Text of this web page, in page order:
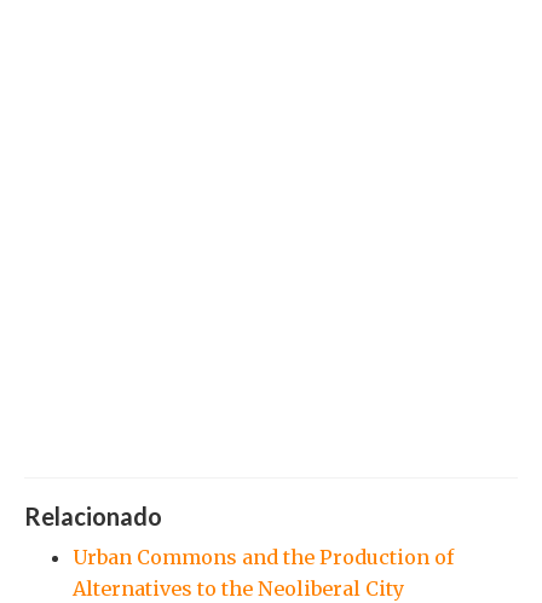
Relacionado
Urban Commons and the Production of
Alternatives to the Neoliberal City